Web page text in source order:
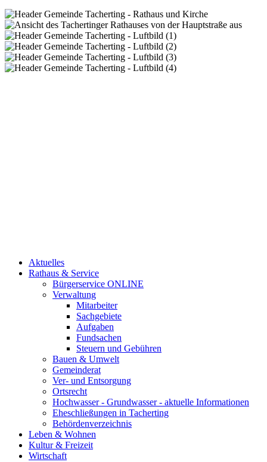
Aktuelles
Rathaus & Service
Bürgerservice ONLINE
Verwaltung
Mitarbeiter
Sachgebiete
Aufgaben
Fundsachen
Steuern und Gebühren
Bauen & Umwelt
Gemeinderat
Ver- und Entsorgung
Ortsrecht
Hochwasser - Grundwasser - aktuelle Informationen
Eheschließungen in Tacherting
Behördenverzeichnis
Leben & Wohnen
Kultur & Freizeit
Wirtschaft